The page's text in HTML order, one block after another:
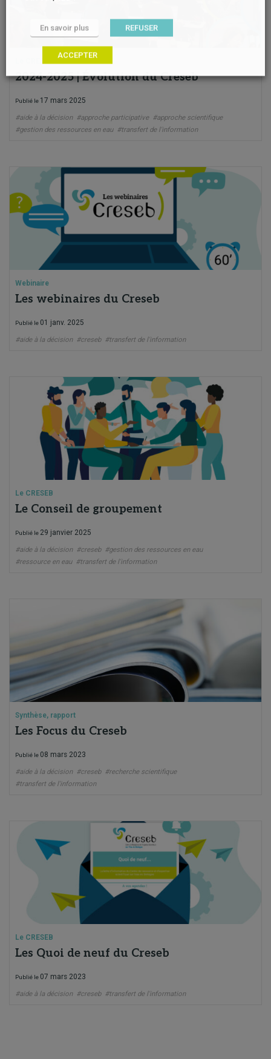
2024-2025 | Évolution du Creseb
Publié le 17 mars 2025
#aide à la décision #approche participative #approche scientifique
#gestion des ressources en eau
#transfert de l'information
Webinaire
Les webinaires du Creseb
Publié le 01 janv. 2025
#aide à la décision #creseb #transfert de l'information
Le CRESEB
Le Conseil de groupement
Publié le 29 janvier 2025
#aide à la décision #creseb #gestion des ressources en eau
#ressource en eau
#transfert de l'information
Synthèse, rapport
Les Focus du Creseb
Publié le 08 mars 2023
#aide à la décision #creseb #recherche scientifique
#transfert de l'information
Le CRESEB
Les Quoi de neuf du Creseb
Publié le 07 mars 2023
#aide à la décision #creseb #transfert de l'information
En savoir plus REFUSER
ACCEPTER